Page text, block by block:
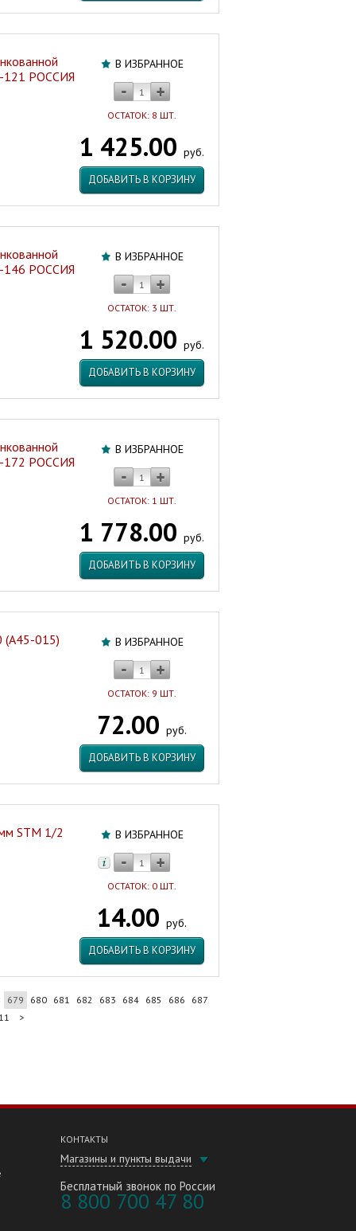
В ИЗБРАННОЕ
ОСТАТОК: 8 ШТ.
1 425.00 руб.
ДОБАВИТЬ В КОРЗИНУ
121 РОССИЯ
В ИЗБРАННОЕ
ОСТАТОК: 3 ШТ.
1 520.00 руб.
ДОБАВИТЬ В КОРЗИНУ
146 РОССИЯ
В ИЗБРАННОЕ
ОСТАТОК: 1 ШТ.
1 778.00 руб.
ДОБАВИТЬ В КОРЗИНУ
172 РОССИЯ
В ИЗБРАННОЕ
ОСТАТОК: 9 ШТ.
72.00 руб.
ДОБАВИТЬ В КОРЗИНУ
(А45-015)
В ИЗБРАННОЕ
ОСТАТОК: 0 ШТ.
14.00 руб.
ДОБАВИТЬ В КОРЗИНУ
STM 1/2
679 680 681 682 683 684 685 686
687
>
КОНТАКТЫ
Магазины и пункты выдачи
Бесплатный звонок по России
8 800 700 47 80